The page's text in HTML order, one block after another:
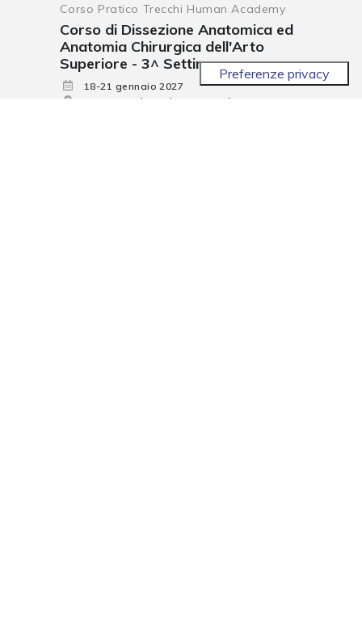
Corso Pratico Trecchi Human Academy
Corso di Dissezione Anatomica ed
Anatomia Chirurgica dell'Arto
Superiore - 3^ Settimana
18-21 gennaio 2027
Centro Studi - Palazzo Trecchi - Cremona